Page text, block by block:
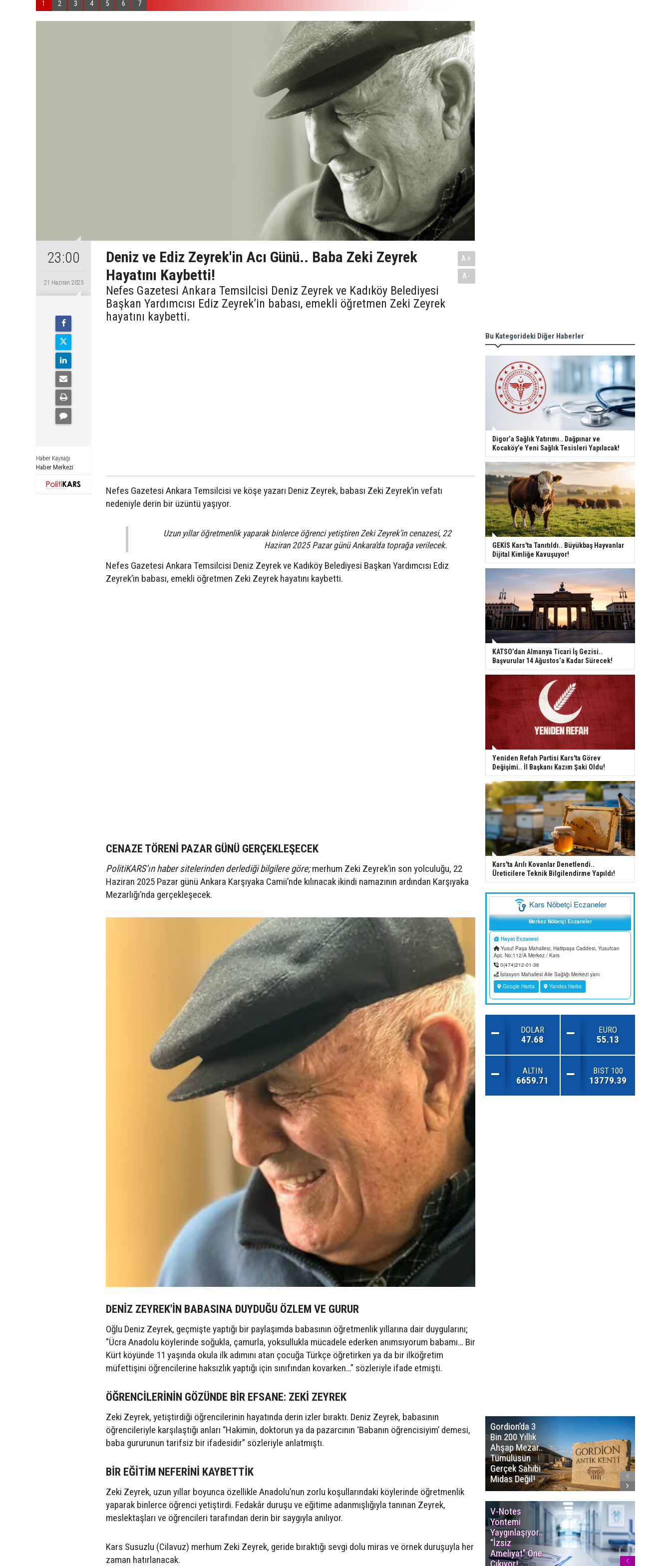
1 2 3 4 5 6 7
23:00
21 Haziran 2025
Haber Kaynağı
Haber Merkezi
Deniz ve Ediz Zeyrek'in Acı Günü.. Baba Zeki Zeyrek
Hayatını Kaybetti!
Nefes Gazetesi Ankara Temsilcisi Deniz Zeyrek ve Kadıköy Belediyesi
Başkan Yardımcısı Ediz Zeyrek’in babası, emekli öğretmen Zeki Zeyrek
hayatını kaybetti.
A+
A-
Nefes Gazetesi Ankara Temsilcisi ve köşe yazarı Deniz Zeyrek, babası Zeki Zeyrek’in vefatı
nedeniyle derin bir üzüntü yaşıyor.
Uzun yıllar öğretmenlik yaparak binlerce öğrenci yetiştiren Zeki Zeyrek’in cenazesi, 22
Haziran 2025 Pazar günü Ankara’da toprağa verilecek.
Nefes Gazetesi Ankara Temsilcisi Deniz Zeyrek ve Kadıköy Belediyesi Başkan Yardımcısı Ediz
Zeyrek’in babası, emekli öğretmen Zeki Zeyrek hayatını kaybetti.
CENAZE TÖRENİ PAZAR GÜNÜ GERÇEKLEŞECEK
PolitiKARS’ın haber sitelerinden derlediği bilgilere göre;merhum Zeki Zeyrek’in son yolculuğu, 22
Haziran 2025 Pazar günü Ankara Karşıyaka Camii’nde kılınacak ikindi namazının ardından Karşıyaka
Mezarlığı’nda gerçekleşecek.
DENİZ ZEYREK'İN BABASINA DUYDUĞU ÖZLEM VE GURUR
Oğlu Deniz Zeyrek, geçmişte yaptığı bir paylaşımda babasının öğretmenlik yıllarına dair duygularını;
"Ücra Anadolu köylerinde soğukla, çamurla, yoksullukla mücadele ederken anımsıyorum babamı… Bir
Kürt köyünde 11 yaşında okula ilk adımını atan çocuğa Türkçe öğretirken ya da bir ilköğretim
müfettişini öğrencilerine haksızlık yaptığı için sınıfından kovarken…" sözleriyle ifade etmişti.
ÖĞRENCİLERİNİN GÖZÜNDE BİR EFSANE: ZEKİ ZEYREK
Zeki Zeyrek, yetiştirdiği öğrencilerinin hayatında derin izler bıraktı. Deniz Zeyrek, babasının
öğrencileriyle karşılaştığı anları “Hakimin, doktorun ya da pazarcının ‘Babanın öğrencisiyim’ demesi,
baba gururunun tarifsiz bir ifadesidir” sözleriyle anlatmıştı.
BİR EĞİTİM NEFERİNİ KAYBETTİK
Zeki Zeyrek, uzun yıllar boyunca özellikle Anadolu’nun zorlu koşullarındaki köylerinde öğretmenlik
yaparak binlerce öğrenci yetiştirdi. Fedakâr duruşu ve eğitime adanmışlığıyla tanınan Zeyrek,
meslektaşları ve öğrencileri tarafından derin bir saygıyla anılıyor.
Kars Susuzlu (Cilavuz) merhum Zeki Zeyrek, geride bıraktığı sevgi dolu miras ve örnek duruşuyla her
zaman hatırlanacak.
Bu Kategorideki Diğer Haberler
Digor’a Sağlık Yatırımı.. Dağpınar ve
Kocaköy’e Yeni Sağlık Tesisleri Yapılacak!
GEKİS Kars'ta Tanıtıldı.. Büyükbaş Hayvanlar
Dijital Kimliğe Kavuşuyor!
KATSO’dan Almanya Ticari İş Gezisi..
Başvurular 14 Ağustos’a Kadar Sürecek!
Yeniden Refah Partisi Kars'ta Görev
Değişimi.. İl Başkanı Kazım Şaki Oldu!
Kars'ta Arılı Kovanlar Denetlendi..
Üreticilere Teknik Bilgilendirme Yapıldı!
DOLAR
47.68
EURO
55.13
ALTIN
6659.71
BIST 100
13779.39
Gordion’da 3
Bin 200 Yıllık
Ahşap Mezar..
Tümülüsün
Gerçek Sahibi
Midas Değil!
V-Notes
Yöntemi
Yaygınlaşıyor..
“İzsiz
Ameliyat” Öne